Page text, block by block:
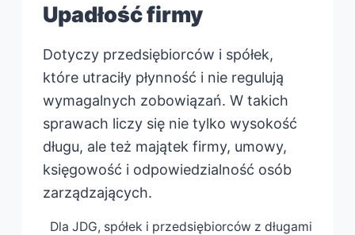
Upadłość firmy
Dotyczy przedsiębiorców i spółek,
które utraciły płynność i nie regulują
wymagalnych zobowiązań. W takich
sprawach liczy się nie tylko wysokość
długu, ale też majątek firmy, umowy,
księgowość i odpowiedzialność osób
zarządzających.
Dla JDG, spółek i przedsiębiorców z długami